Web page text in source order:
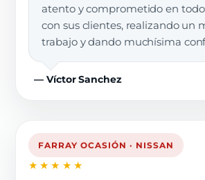
atento y comprometido en
con sus clientes, realizando un
trabajo y dando muchísima
— Víctor Sanchez
FARRAY OCASIÓN · NISSAN
★★★★★